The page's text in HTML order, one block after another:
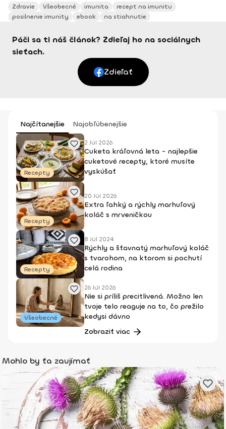
Zdravie Všeobecné imunita
recept na imunitu
posilnenie imunity
ebook na stiahnutie
Páči sa ti náš článok? Zdieľaj ho na sociálnych
sieťach.
Zdieľať
Najčítanejšie Najobľúbenejšie
Recepty
2 Júl 2026
Cuketa kráľovná leta - najlepšie
cuketové recepty, ktoré musíte
vyskúšať
Recepty
20 Júl 2026
Extra ľahký a rýchly marhuľový
koláč s mrveničkou
Recepty
8 Júl 2024
Rýchly a šťavnatý marhuľový koláč
s tvarohom, na ktorom si pochutí
celá rodina
Všeobecné
26 Júl 2026
Nie si príliš precitlivená. Možno len
tvoje telo reaguje na to, čo prežilo
kedysi dávno
Zobraziť viac
Mohlo by ťa zaujímať